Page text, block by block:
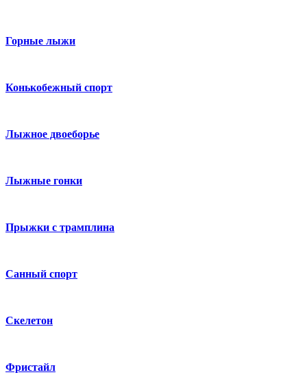
Горные лыжи
Конькобежный спорт
Лыжное двоеборье
Лыжные гонки
Прыжки с трамплина
Санный спорт
Скелетон
Фристайл